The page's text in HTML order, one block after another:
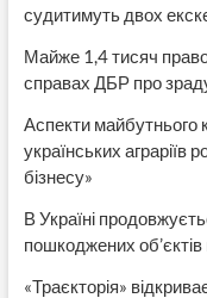
судитимуть двох
Майже 1,4 тисяч
справах ДБР про
Аспекти майбутнього
українських аграріїв
бізнесу»
В Україні
пошкоджених
«Траєкторія»